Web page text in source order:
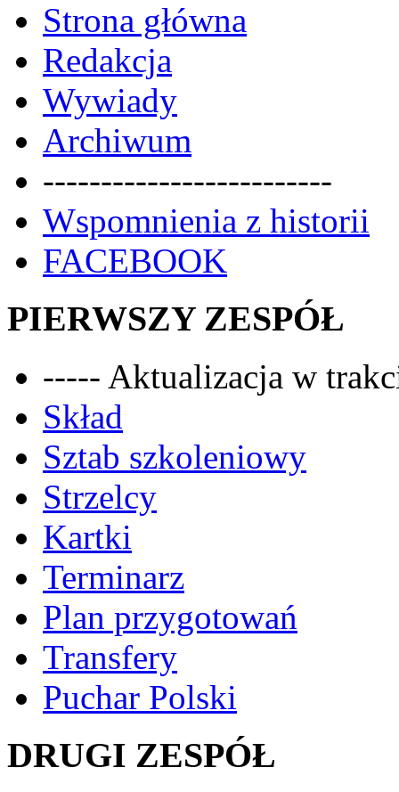
Strona główna
Redakcja
Wywiady
Archiwum
-------------------------
Wspomnienia z historii
FACEBOOK
PIERWSZY ZESPÓŁ
----- Aktualizacja w
Skład
Sztab szkoleniowy
Strzelcy
Kartki
Terminarz
Plan przygotowań
Transfery
Puchar Polski
DRUGI ZESPÓŁ